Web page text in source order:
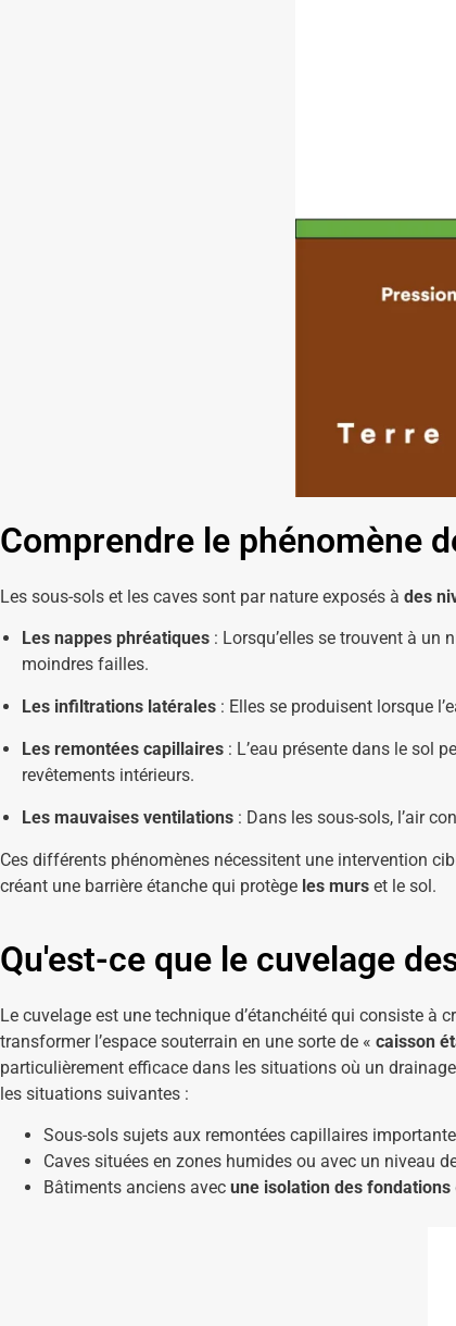
Comprendre le phénomène
Les sous-sols et les caves sont par nature exposés à des
Les nappes phréatiques : Lorsqu’elles se trouvent à un
moindres failles.
Les infiltrations latérales : Elles se produisent lorsque
Les remontées capillaires : L’eau présente dans le sol
revêtements intérieurs.
Les mauvaises ventilations : Dans les sous-sols, l’air
Ces différents phénomènes nécessitent une intervention
créant une barrière étanche qui protège les murs et le sol.
Qu'est-ce que le cuvelage
Le cuvelage est une technique d’étanchéité qui consiste à
transformer l’espace souterrain en une sorte de « caisson
particulièrement efficace dans les situations où un
les situations suivantes :
Sous-sols sujets aux remontées capillaires
Caves situées en zones humides ou avec un niveau
Bâtiments anciens avec une isolation des fondations